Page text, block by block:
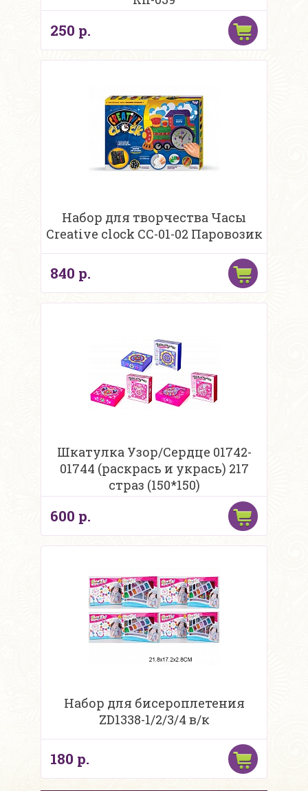
250 р.
Набор для творчества Часы
Creative clock СС-01-02 Паровозик
840 р.
Шкатулка Узор/Сердце 01742-
01744 (раскрась и укрась) 217
страз (150*150)
600 р.
Набор для бисероплетения
ZD1338-1/2/3/4 в/к
180 р.